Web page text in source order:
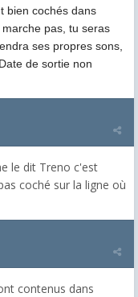
bien cochés dans
pas, tu seras
ses propres sons,
de sortie non
le dit Treno c'est
coché sur la ligne où
contenus dans